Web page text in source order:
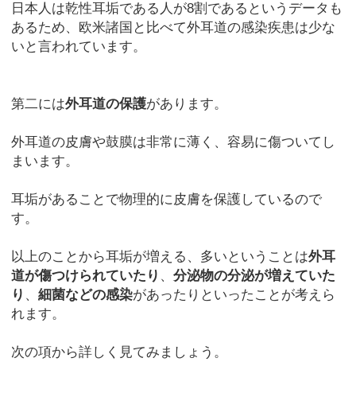
日本人は乾性耳垢である人が8割であるというデータも
あるため、欧米諸国と比べて外耳道の感染疾患は少な
いと言われています。
第二には外耳道の保護があります。
外耳道の皮膚や鼓膜は非常に薄く、容易に傷ついてし
まいます。
耳垢があることで物理的に皮膚を保護しているので
す。
以上のことから耳垢が増える、多いということは外耳
道が傷つけられていたり 、分泌物の分泌が増えていた
り 、細菌などの感染があったりといったことが考えら
れます。
次の項から詳しく見てみましょう。